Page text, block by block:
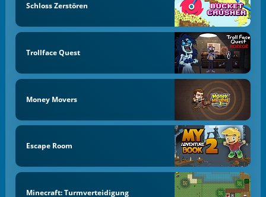
Schloss Zerstören
Trollface Quest
Money Movers
Escape Room
Minecraft: Turmverteidigung